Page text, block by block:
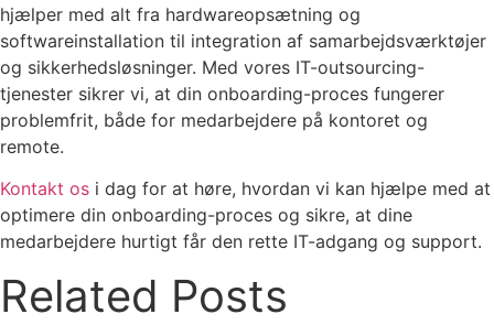
hjælper med alt fra hardwareopsætning og
softwareinstallation til integration af samarbejdsværktøjer
og sikkerhedsløsninger. Med vores IT-outsourcing-
tjenester sikrer vi, at din onboarding-proces fungerer
problemfrit, både for medarbejdere på kontoret og
remote.
Kontakt os i dag for at høre, hvordan vi kan hjælpe med at
optimere din onboarding-proces og sikre, at dine
medarbejdere hurtigt får den rette IT-adgang og support.
Related Posts